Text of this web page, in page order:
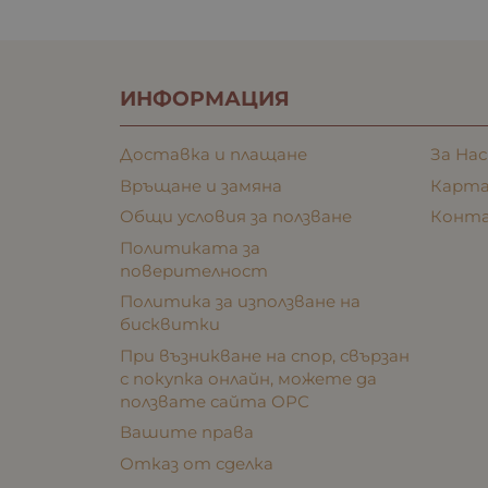
ИНФОРМАЦИЯ
Доставка и плащане
Връщане и замяна
Общи условия за ползване
Политиката за
поверителност
Политика за използване на
бисквитки
При възникване на спор, свързан
с покупка онлайн, можете да
ползвате сайта ОРС
Вашите права
Отказ от сделка
За Нас